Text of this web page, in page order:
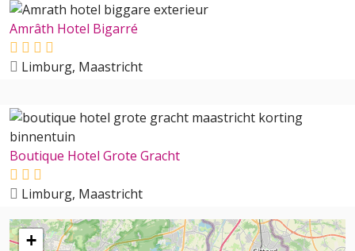
Amrâth Hotel Bigarré
Limburg, Maastricht
Boutique Hotel Grote Gracht
Limburg, Maastricht
+